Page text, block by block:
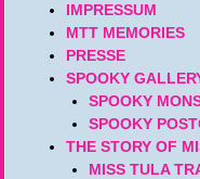
IMPRESSUM
MTT MEMORIES
PRESSE
SPOOKY
SPOOKY
SPOOKY
THE STORY OF
MISS TULA